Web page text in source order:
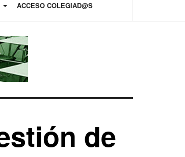
ACCESO COLEGIAD@S
de